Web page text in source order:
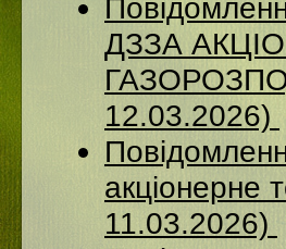
ДЗЗА
12.03.2026)
акціонерне
11.03.2026)